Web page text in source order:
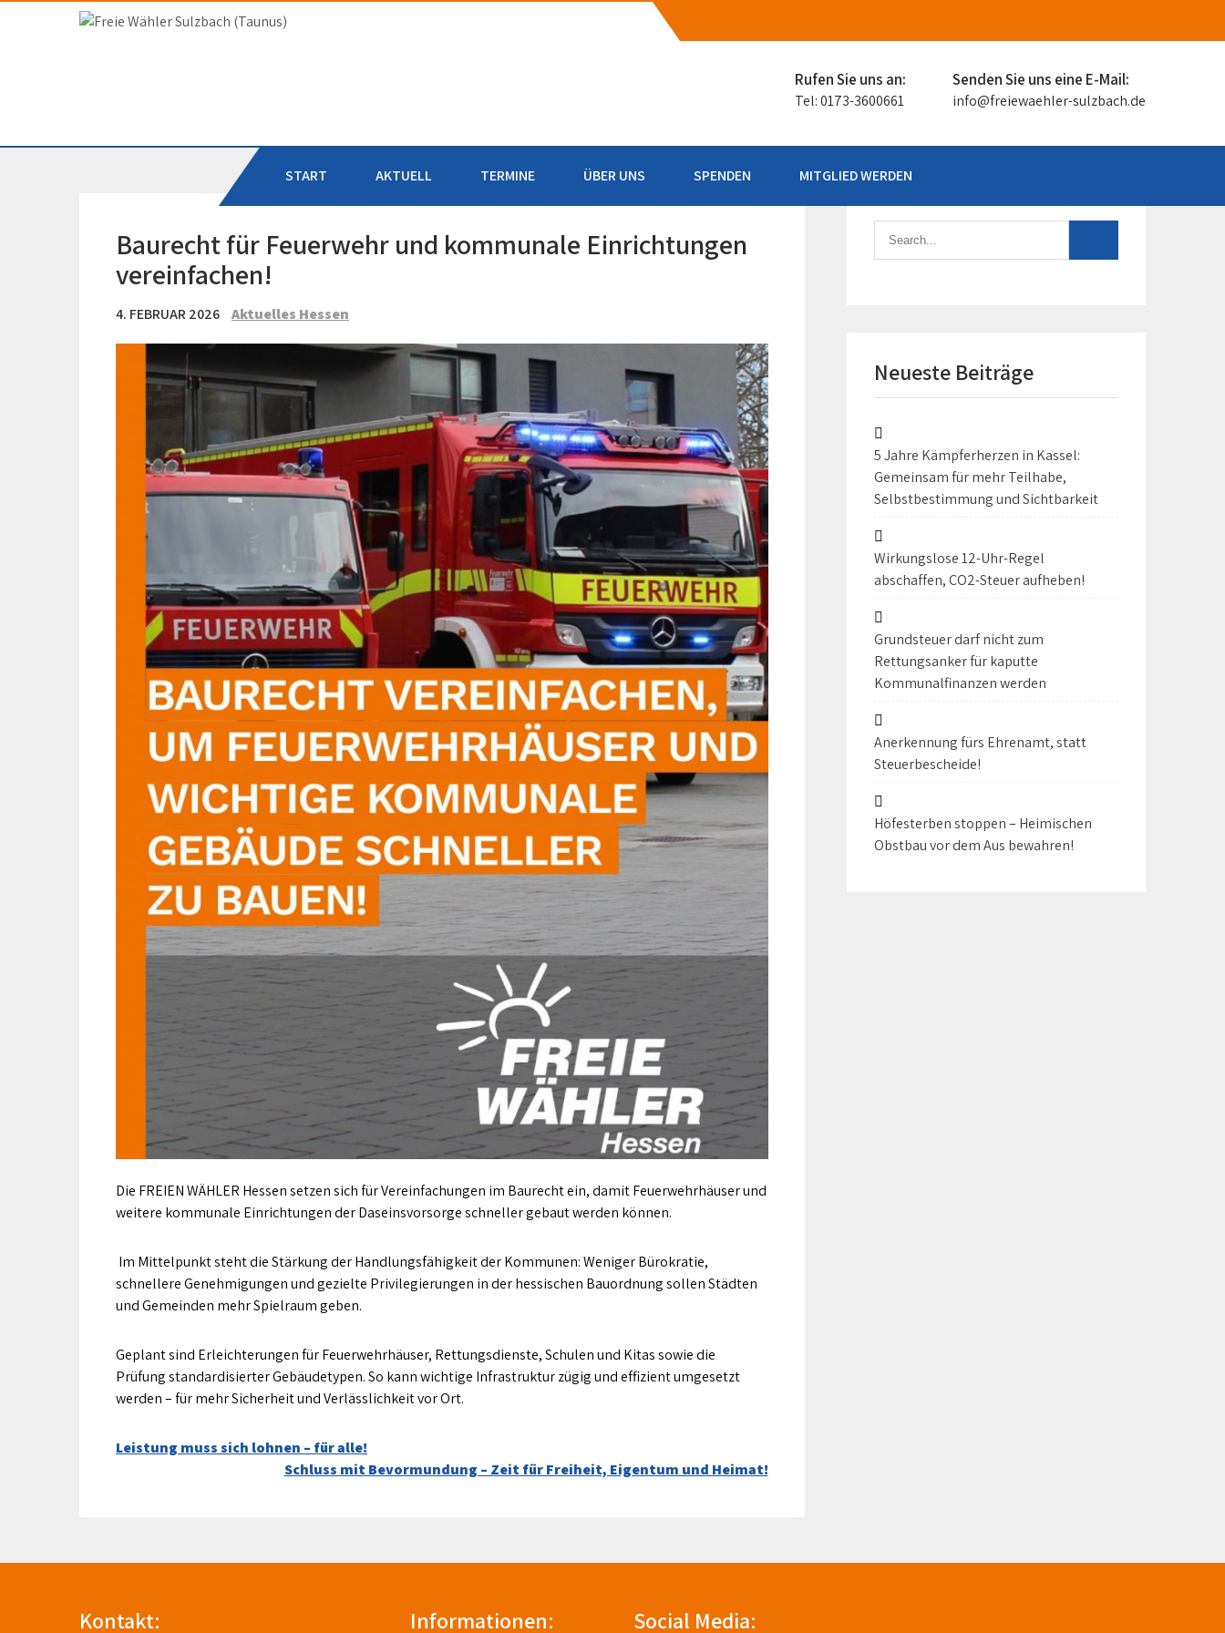
Rufen Sie uns an:
Tel: 0173-3600661
Senden Sie uns eine E-Mail:
info@freiewaehler-sulzbach.de
START AKTUELL TERMINE ÜBER UNS SPENDEN MITGLIED WERDEN
Baurecht für Feuerwehr und kommunale Einrichtungen
vereinfachen!
4. FEBRUAR 2026 Aktuelles Hessen
Die FREIEN WÄHLER Hessen setzen sich für Vereinfachungen im Baurecht ein, damit Feuerwehrhäuser und
weitere kommunale Einrichtungen der Daseinsvorsorge schneller gebaut werden können.
️ Im Mittelpunkt steht die Stärkung der Handlungsfähigkeit der Kommunen: Weniger Bürokratie,
schnellere Genehmigungen und gezielte Privilegierungen in der hessischen Bauordnung sollen Städten
und Gemeinden mehr Spielraum geben.
Geplant sind Erleichterungen für Feuerwehrhäuser, Rettungsdienste, Schulen und Kitas sowie die
Prüfung standardisierter Gebäudetypen. So kann wichtige Infrastruktur zügig und effizient umgesetzt
werden – für mehr Sicherheit und Verlässlichkeit vor Ort.
Beitragsnavigation
Leistung muss sich lohnen – für alle!
Schluss mit Bevormundung – Zeit für Freiheit, Eigentum und Heimat!
Neueste Beiträge
5 Jahre Kämpferherzen in Kassel:
Gemeinsam für mehr Teilhabe,
Selbstbestimmung und Sichtbarkeit
Wirkungslose 12-Uhr-Regel
abschaffen, CO2-Steuer aufheben!
Grundsteuer darf nicht zum
Rettungsanker für kaputte
Kommunalfinanzen werden
Anerkennung fürs Ehrenamt, statt
Steuerbescheide!
Höfesterben stoppen – Heimischen
Obstbau vor dem Aus bewahren!
Kontakt: Informationen: Social Media: